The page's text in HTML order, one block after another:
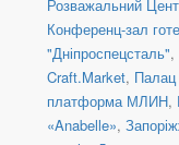
Розважальний
Конференц-зал
"Дніпроспецсталь",
Craft.Market, Палац
платформа МЛИН,
«Anabelle»,